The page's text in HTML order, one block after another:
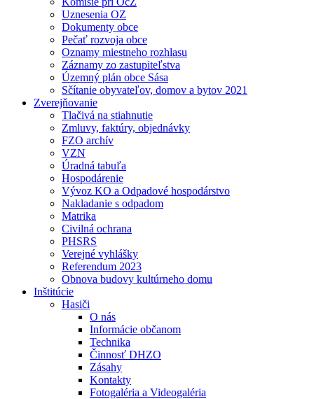
Uznesenia OZ
Dokumenty obce
Pečať rozvoja obce
Oznamy miestneho rozhlasu
Záznamy zo zastupiteľstva
Územný plán obce Sása
Sčítanie obyvateľov, domov a bytov 2021
Zverejňovanie
Tlačivá na stiahnutie
Zmluvy, faktúry, objednávky
FZO archív
VZN
Úradná tabuľa
Hospodárenie
Vývoz KO a Odpadové hospodárstvo
Nakladanie s odpadom
Matrika
Civilná ochrana
PHSRS
Verejné vyhlášky
Referendum 2023
Obnova budovy kultúrneho domu
Inštitúcie
Hasiči
O nás
Informácie občanom
Technika
Činnosť DHZO
Zásahy
Kontakty
Fotogaléria a Videogaléria